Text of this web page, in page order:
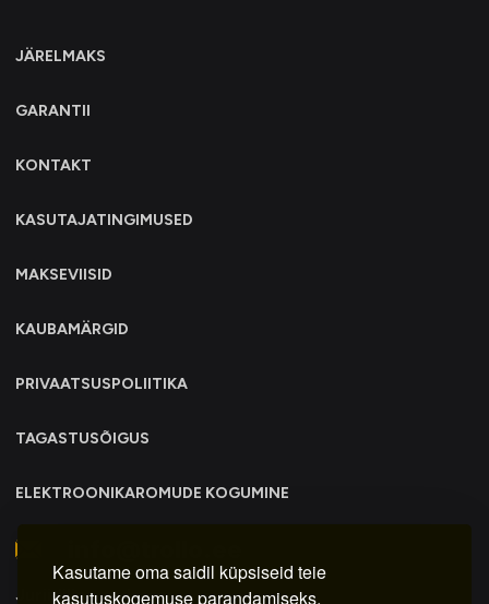
Kasutame oma saidil küpsiseid teie
kasutuskogemuse parandamiseks,
JÄRELMAKS
GARANTII
KONTAKT
KASUTAJATINGIMUSED
MAKSEVIISID
KAUBAMÄRGID
PRIVAATSUSPOLIITIKA
TAGASTUSÕIGUS
ELEKTROONIKAROMUDE KOGUMINE
Juriidiline aadress: